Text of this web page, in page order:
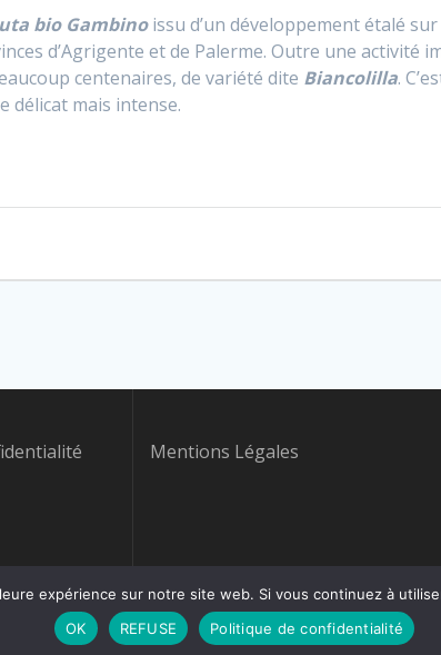
bio Gambinoissu d’un développement étalé
d’Agrigente et de Palerme. Outre une activité
centenaires, de variété dite Biancolilla.
délicat mais intense.
Mentions Légales
expérience sur notre site web. Si vous continuez à
OK
REFUSE Politique de confidentialité